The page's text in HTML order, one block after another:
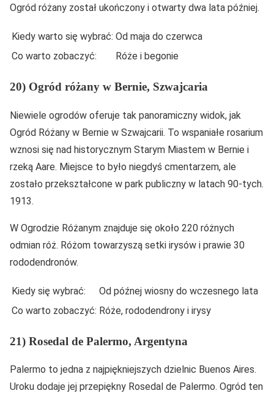
Ogród różany został ukończony i otwarty dwa lata później.
Kiedy warto się wybrać: Od maja do czerwca
Co warto zobaczyć:
Róże i begonie
20) Ogród różany w Bernie, Szwajcaria
Niewiele ogrodów oferuje tak panoramiczny widok, jak
Ogród Różany w Bernie w Szwajcarii. To wspaniałe rosarium
wznosi się nad historycznym Starym Miastem w Bernie i
rzeką Aare. Miejsce to było niegdyś cmentarzem, ale
zostało przekształcone w park publiczny w latach 90-tych.
1913.
W Ogrodzie Różanym znajduje się około 220 różnych
odmian róż. Różom towarzyszą setki irysów i prawie 30
rododendronów.
Kiedy się wybrać:
Od późnej wiosny do wczesnego lata
Co warto zobaczyć: Róże, rododendrony i irysy
21) Rosedal de Palermo, Argentyna
Palermo to jedna z najpiękniejszych dzielnic Buenos Aires.
Uroku dodaje jej przepiękny Rosedal de Palermo. Ogród ten